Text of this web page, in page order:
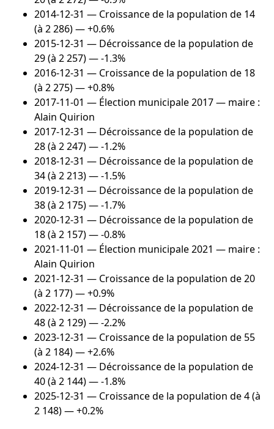
2014-12-31 — Croissance de la population de 14
(à 2 286) — +0.6%
2015-12-31 — Décroissance de la population de
29 (à 2 257) — -1.3%
2016-12-31 — Croissance de la population de 18
(à 2 275) — +0.8%
2017-11-01 — Élection municipale 2017 — maire :
Alain Quirion
2017-12-31 — Décroissance de la population de
28 (à 2 247) — -1.2%
2018-12-31 — Décroissance de la population de
34 (à 2 213) — -1.5%
2019-12-31 — Décroissance de la population de
38 (à 2 175) — -1.7%
2020-12-31 — Décroissance de la population de
18 (à 2 157) — -0.8%
2021-11-01 — Élection municipale 2021 — maire :
Alain Quirion
2021-12-31 — Croissance de la population de 20
(à 2 177) — +0.9%
2022-12-31 — Décroissance de la population de
48 (à 2 129) — -2.2%
2023-12-31 — Croissance de la population de 55
(à 2 184) — +2.6%
2024-12-31 — Décroissance de la population de
40 (à 2 144) — -1.8%
2025-12-31 — Croissance de la population de 4 (à
2 148) — +0.2%